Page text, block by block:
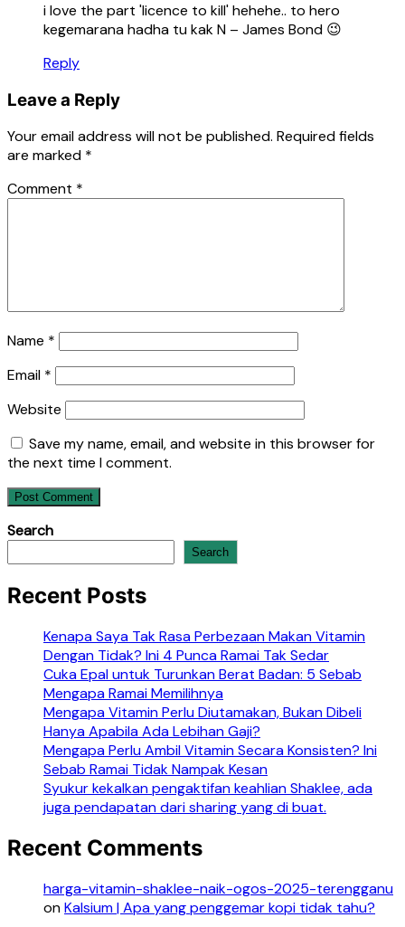
i love the part 'licence to kill' hehehe.. to hero
kegemarana hadha tu kak N – James Bond 😉
Reply
Leave a Reply
Your email address will not be published. Required fields
are marked *
Comment *
Name *
Email *
Website
Save my name, email, and website in this browser for
the next time I comment.
Search
Search
Recent Posts
Kenapa Saya Tak Rasa Perbezaan Makan Vitamin
Dengan Tidak? Ini 4 Punca Ramai Tak Sedar
Cuka Epal untuk Turunkan Berat Badan: 5 Sebab
Mengapa Ramai Memilihnya
Mengapa Vitamin Perlu Diutamakan, Bukan Dibeli
Hanya Apabila Ada Lebihan Gaji?
Mengapa Perlu Ambil Vitamin Secara Konsisten? Ini
Sebab Ramai Tidak Nampak Kesan
Syukur kekalkan pengaktifan keahlian Shaklee, ada
juga pendapatan dari sharing yang di buat.
Recent Comments
harga-vitamin-shaklee-naik-ogos-2025-terengganu
onKalsium | Apa yang penggemar kopi tidak tahu?